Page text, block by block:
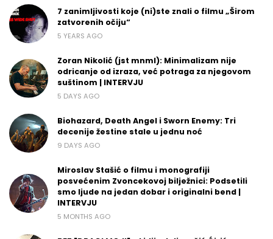
7 zanimljivosti koje (ni)ste znali o filmu „Širom
zatvorenih očiju“
5 YEARS AGO
Zoran Nikolić (jst mnml): Minimalizam nije
odricanje od izraza, već potraga za njegovom
suštinom | INTERVJU
5 DAYS AGO
Biohazard, Death Angel i Sworn Enemy: Tri
decenije žestine stale u jednu noć
9 DAYS AGO
Miroslav Stašić o filmu i monografiji
posvećenim Zvoncekovoj bilježnici: Podsetili
smo ljude na jedan dobar i originalni bend |
INTERVJU
5 MONTHS AGO